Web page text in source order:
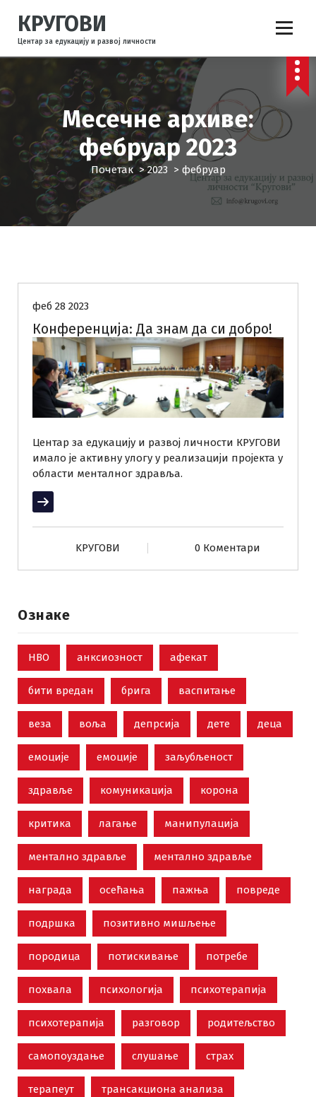
ч
н
а
ж
КРУГОВИ
Центар за едукацију и развој личности
Месечне архиве:
фебруар 2023
Почетак>2023 > фебруар
феб 28 2023
Конференција: Да знам да си добро!
Центар за едукацију и развој личности КРУГОВИ
имало је активну улогу у реализацији пројекта у
области менталног здравља.
Прочитај више
KРУГОВИ 0 Коментари
Ознаке
НВО анксиозност афекат
бити вредан брига васпитање
веза воља депрсија дете деца
емоције емоције заљубљеност
здравље комуникација корона
критика лагање манипулација
ментално здравље ментално здравље
награда осећања пажња повреде
подршка позитивно мишљење
породица потискивање потребе
похвала психологија психотерапија
психотерапија разговор родитељство
самопоуздање слушање страх
терапеут трансакциона анализа